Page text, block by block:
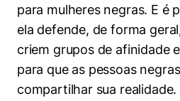
para mulheres negras. E é
ela defende, de forma
criem grupos de afinidade
para que as pessoas
compartilhar sua realidade.